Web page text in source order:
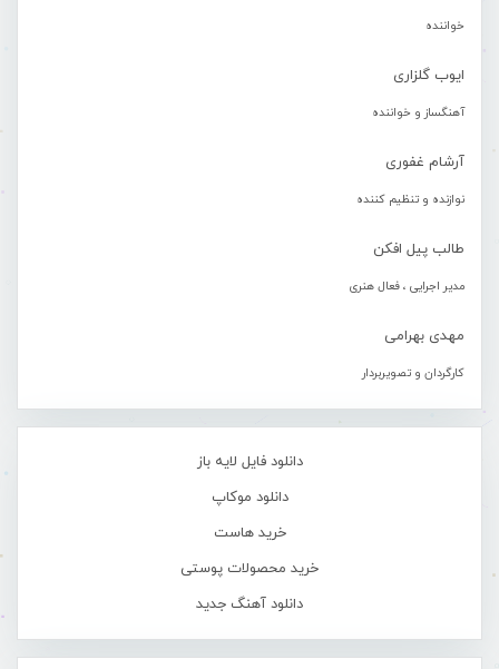
خواننده
ایوب گلزاری
آهنگساز و خواننده
آرشام غفوری
نوازنده و تنظیم کننده
طالب پیل افکن
مدیر اجرایی ، فعال هنری
مهدی بهرامی
کارگردان و تصویربردار
دانلود فایل لایه باز
دانلود موکاپ
خرید هاست
خرید محصولات پوستی
دانلود آهنگ جدید